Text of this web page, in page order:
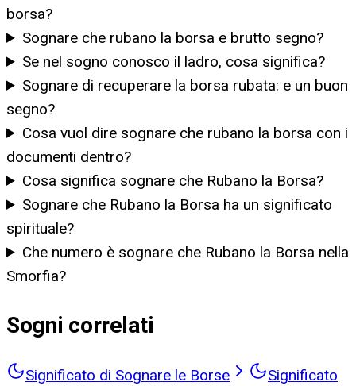
borsa?
Sognare che rubano la borsa e brutto segno?
Se nel sogno conosco il ladro, cosa significa?
Sognare di recuperare la borsa rubata: e un buon
segno?
Cosa vuol dire sognare che rubano la borsa con i
documenti dentro?
Cosa significa sognare che Rubano la Borsa?
Sognare che Rubano la Borsa ha un significato
spirituale?
Che numero è sognare che Rubano la Borsa nella
Smorfia?
Sogni correlati
Significato di Sognare le Borse
Significato